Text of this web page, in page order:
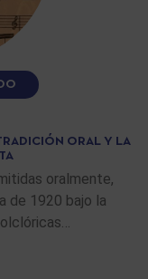
ORAL Y LA
oralmente,
de 1920 bajo la